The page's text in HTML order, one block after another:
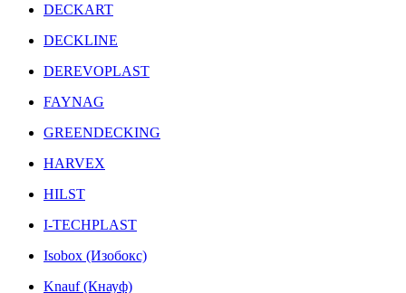
DECKART
DECKLINE
DEREVOPLAST
FAYNAG
GREENDECKING
HARVEX
HILST
I-TECHPLAST
Isobox (Изобокс)
Knauf (Кнауф)